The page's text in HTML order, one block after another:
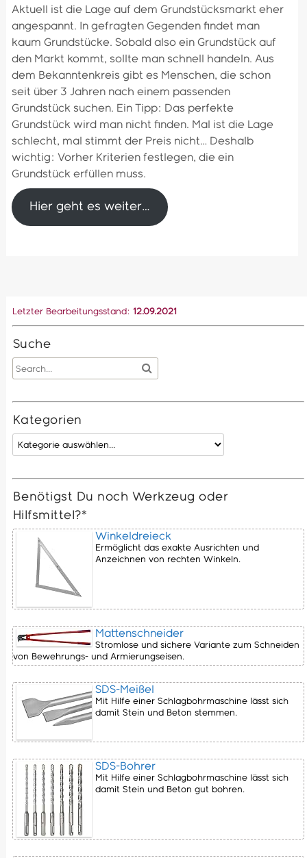
Aktuell ist die Lage auf dem Grundstücksmarkt eher
angespannt. In gefragten Gegenden findet man
kaum Grundstücke. Sobald also ein Grundstück auf
den Markt kommt, sollte man schnell handeln. Aus
dem Bekanntenkreis gibt es Menschen, die schon
seit über 3 Jahren nach einem passenden
Grundstück suchen. Ein Tipp: Das perfekte
Grundstück wird man nicht finden. Mal ist die Lage
schlecht, mal stimmt der Preis nicht… Deshalb
wichtig: Vorher Kriterien festlegen, die ein
Grundstück erfüllen muss.
Hier geht es weiter…
Letzter Bearbeitungsstand: 12.09.2021
Suche
Kategorien
Benötigst Du noch Werkzeug oder
Hilfsmittel?*
Winkeldreieck
Ermöglicht das exakte Ausrichten und
Anzeichnen von rechten Winkeln.
Mattenschneider
Stromlose und sichere Variante zum Schneiden
von Bewehrungs- und Armierungseisen.
SDS-Meißel
Mit Hilfe einer Schlagbohrmaschine lässt sich
damit Stein und Beton stemmen.
SDS-Bohrer
Mit Hilfe einer Schlagbohrmaschine lässt sich
damit Stein und Beton gut bohren.